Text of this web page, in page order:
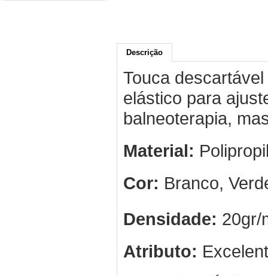
Descrição
Touca
elástico para
balneoterapia,
Material:
Cor: Branco,
Densidade: 20gr/
Atributo: